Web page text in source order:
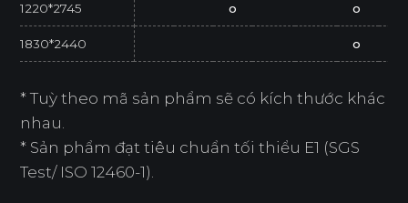
1220*2745 o o
1830*2440 o
* Tuỳ theo mã sản phẩm sẽ có kích thước khác
nhau.
* Sản phẩm đạt tiêu chuẩn tối thiểu E1 (SGS
Test/ ISO 12460-1).